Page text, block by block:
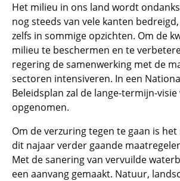
Het milieu in ons land wordt
nog steeds van vele kanten
zelfs in sommige opzichten. Om de
milieu te beschermen en te
regering de samenwerking met de
sectoren intensiveren. In een
Beleidsplan zal de lange-termijn-
opgenomen.
Om de verzuring tegen te gaan is
dit najaar verder gaande
Met de sanering van vervuilde
een aanvang gemaakt. Natuur,